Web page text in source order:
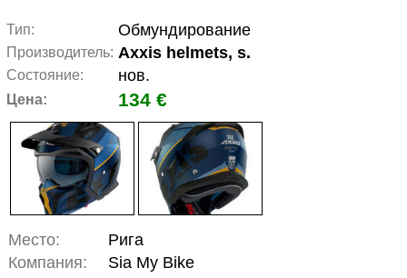
Тип: Обмундирование
Производитель: Axxis helmets, s.
Состояние: нов.
Цена: 134 €
Место:
Рига
Компания:
Sia My Bike